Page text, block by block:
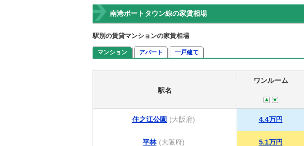
南港ポートタウン線の家賃相場
駅別の賃貸マンションの家賃相場
マンション アパート 一戸建て
駅名
ワンルーム
住之江公園 (大阪府) 4.4万円
平林 (大阪府) 5.1万円